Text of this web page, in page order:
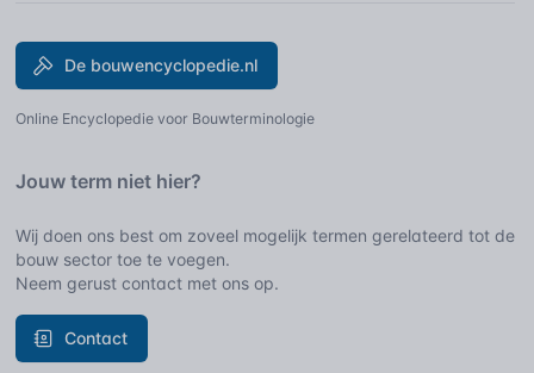
De bouwencyclopedie.nl
Online Encyclopedie voor Bouwterminologie
Jouw term niet hier?
Wij doen ons best om zoveel mogelijk termen gerelateerd tot de
bouw sector toe te voegen.
Neem gerust contact met ons op.
Contact